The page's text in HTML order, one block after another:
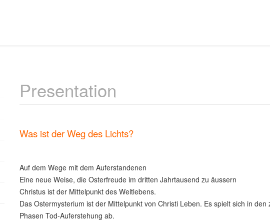
Presentation
Was ist der Weg des Lichts?
Auf dem Wege mit dem Auferstandenen
Eine neue Weise, die Osterfreude im dritten Jahrtausend zu äussern
Christus ist der Mittelpunkt des Weltlebens.
Das Ostermysterium ist der Mittelpunkt von Christi Leben. Es spielt sich in den
Phasen Tod-Auferstehung ab.